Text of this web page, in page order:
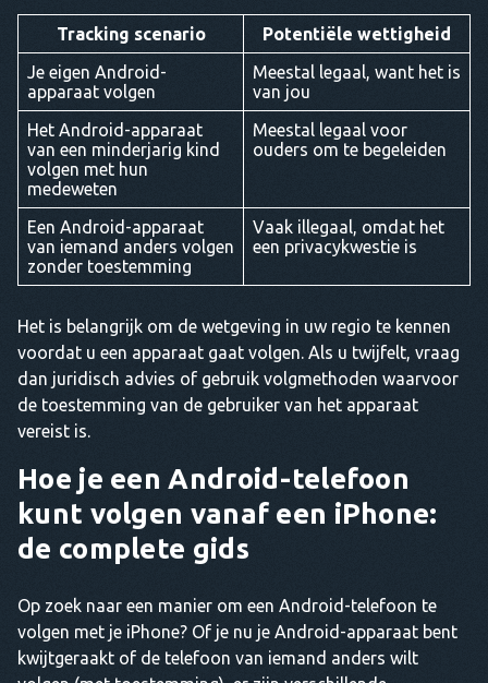
Tracking scenario
Potentiële wettigheid
Je eigen Android-
apparaat volgen
Meestal legaal, want het is
van jou
Het Android-apparaat
van een minderjarig kind
volgen met hun
medeweten
Meestal legaal voor
ouders om te begeleiden
Een Android-apparaat
van iemand anders volgen
zonder toestemming
Vaak illegaal, omdat het
een privacykwestie is
Het is belangrijk om de wetgeving in uw regio te kennen
voordat u een apparaat gaat volgen. Als u twijfelt, vraag
dan juridisch advies of gebruik volgmethoden waarvoor
de toestemming van de gebruiker van het apparaat
vereist is.
Hoe je een Android-telefoon
kunt volgen vanaf een iPhone:
de complete gids
Op zoek naar een manier om een Android-telefoon te
volgen met je iPhone? Of je nu je Android-apparaat bent
kwijtgeraakt of de telefoon van iemand anders wilt